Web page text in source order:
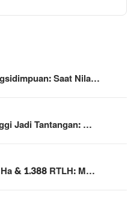
Saat Nila…
Jadi Tantangan: …
& 1.388 RTLH: M…